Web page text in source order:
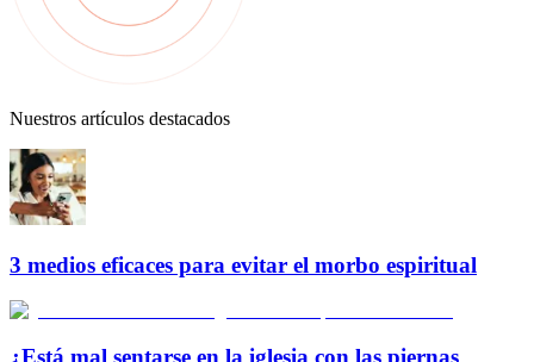
Nuestros artículos destacados
3 medios eficaces para evitar el morbo espiritual
¿Está mal sentarse en la iglesia con las piernas